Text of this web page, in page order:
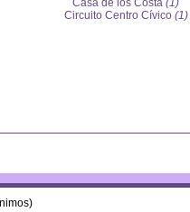
Casa de los Costa (1)
Circuito Centro Cívico (1)